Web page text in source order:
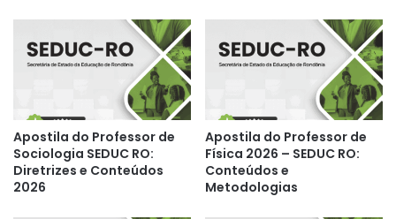
Apostila do Professor de
Sociologia SEDUC RO:
Diretrizes e Conteúdos
2026
Apostila do Professor de
Física 2026 – SEDUC RO:
Conteúdos e
Metodologias